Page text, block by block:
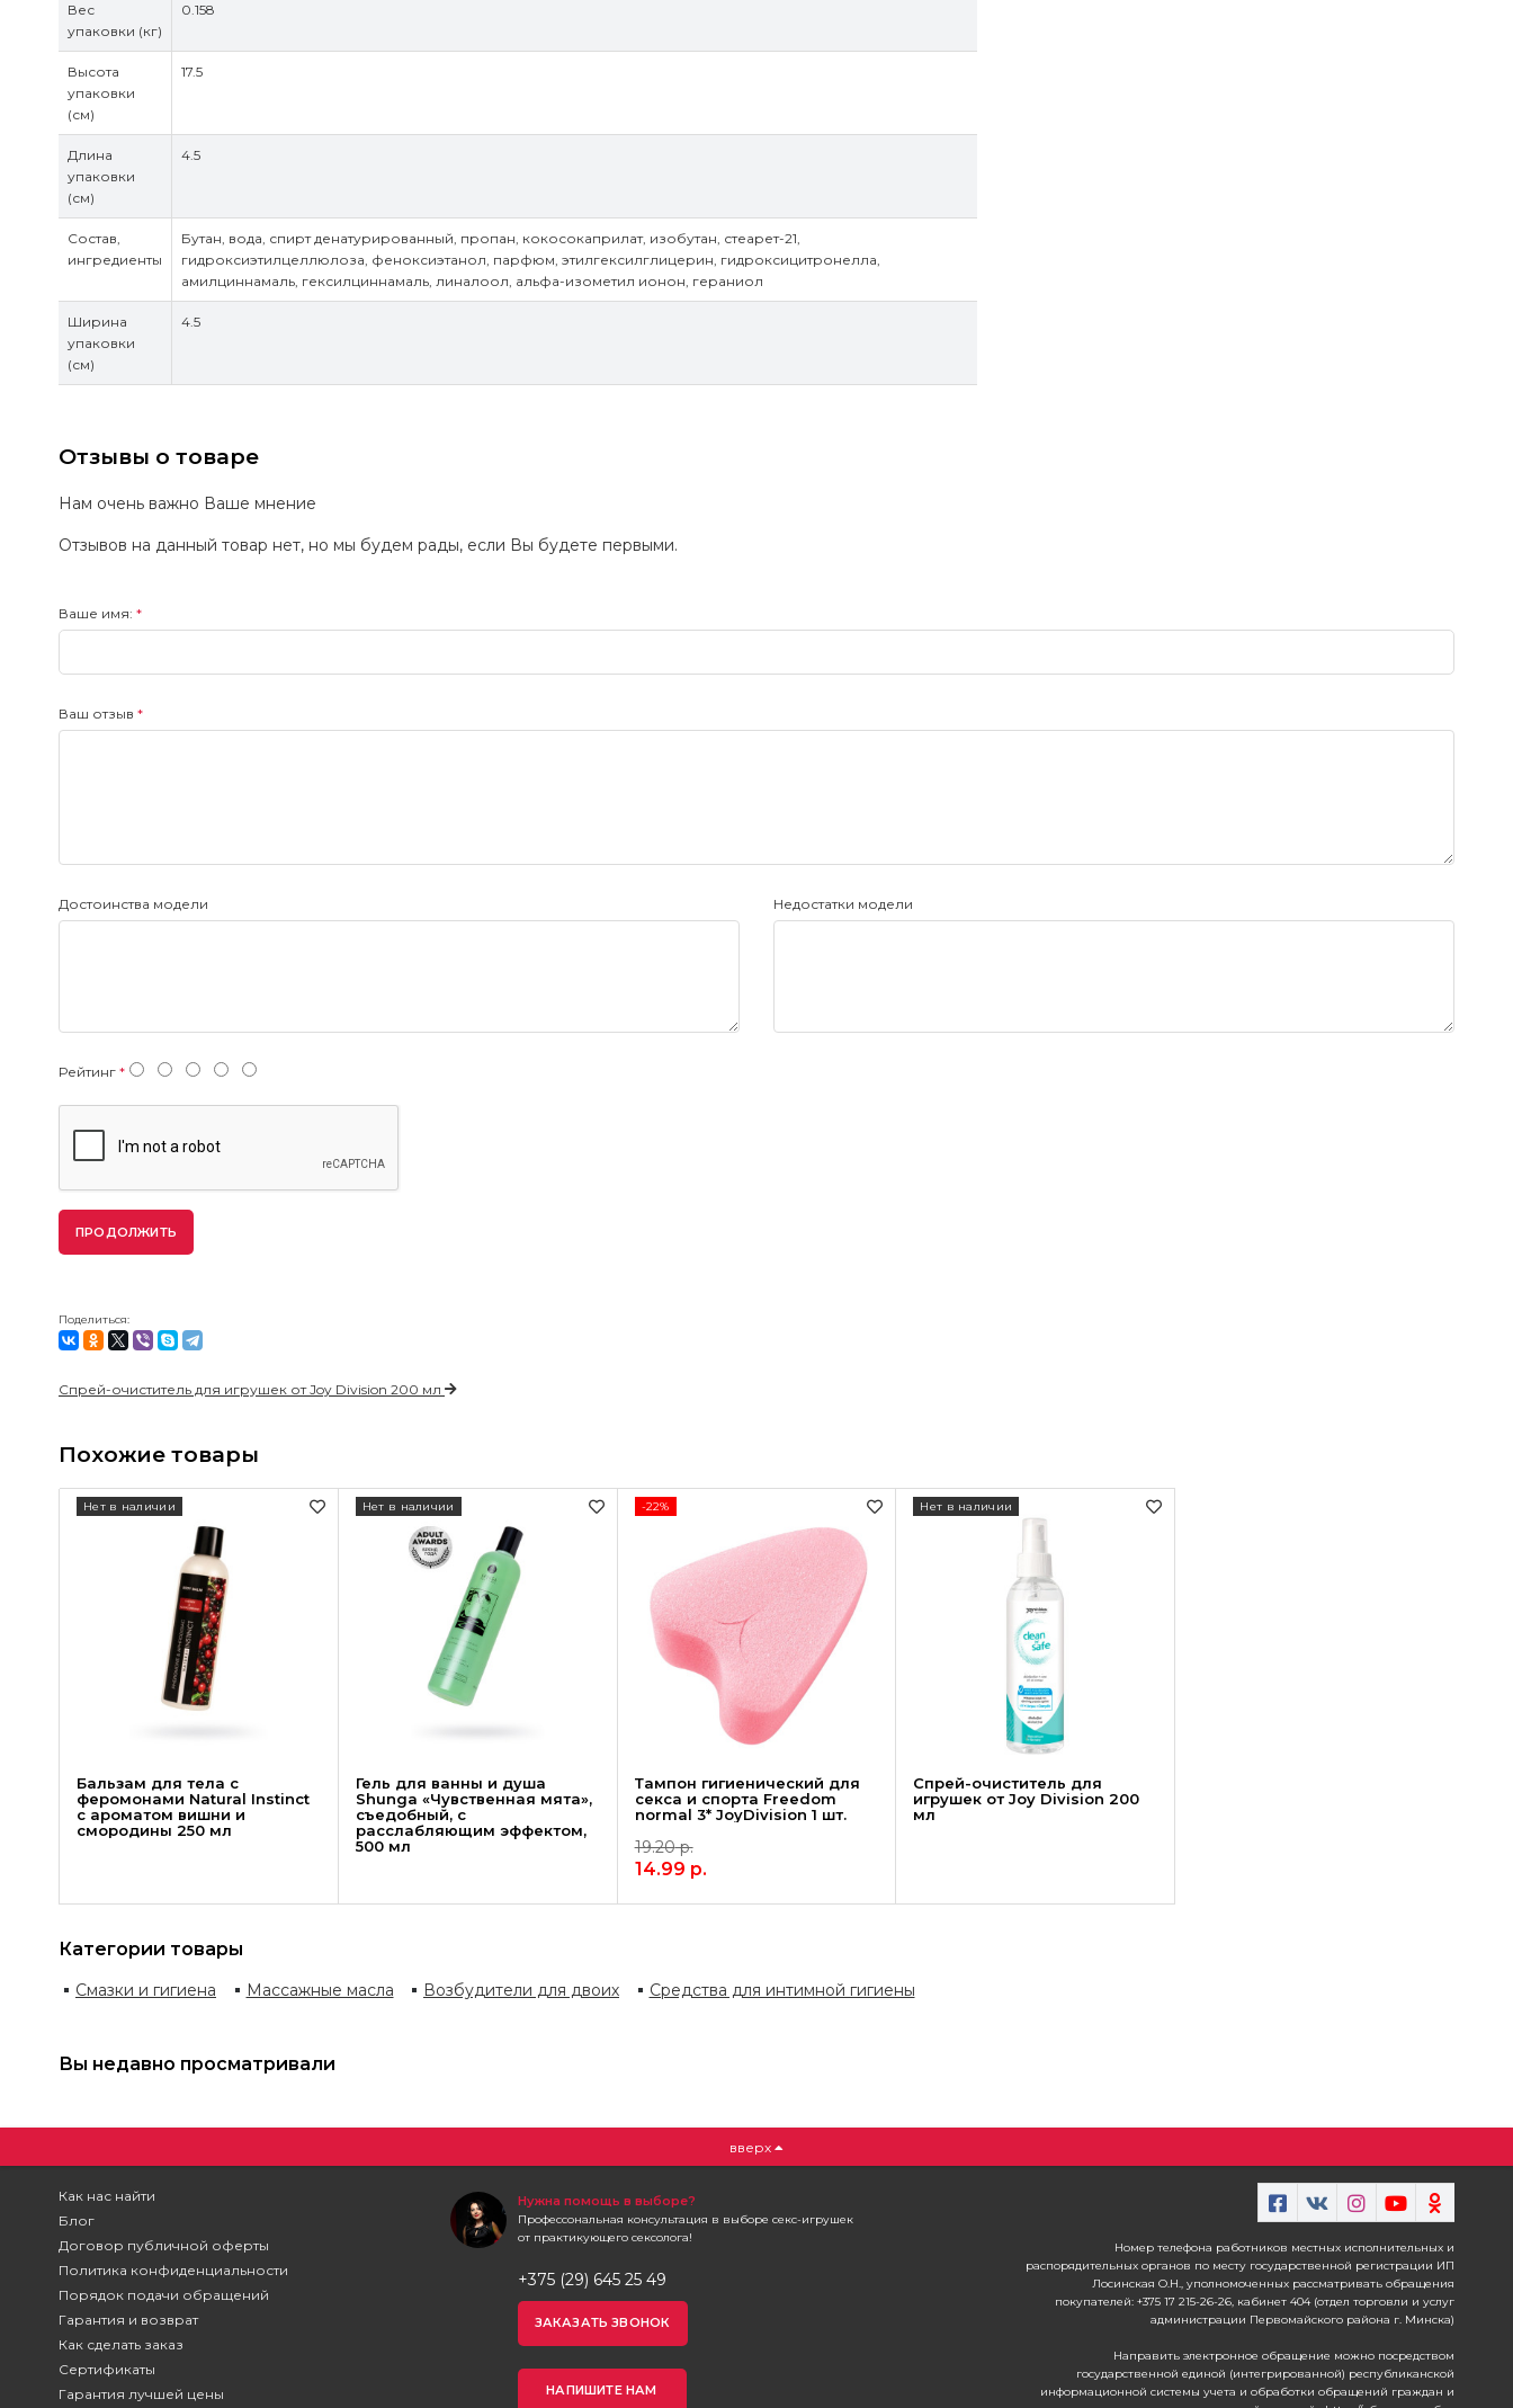
Вес
упаковки (кг)
0.158
Высота
упаковки
(см)
17.5
Длина
упаковки
(см)
4.5
Состав,
ингредиенты
Бутан, вода, спирт денатурированный, пропан, кокосокаприлат, изобутан, стеарет-21,
гидроксиэтилцеллюлоза, феноксиэтанол, парфюм, этилгексилглицерин, гидроксицитронелла,
амилциннамаль, гексилциннамаль, линалоол, альфа-изометил ионон, гераниол
Ширина
упаковки
(см)
4.5
Отзывы о товаре
Нам очень важно Ваше мнение
Отзывов на данный товар нет, но мы будем рады, если Вы будете первыми.
Ваше имя:
Ваш отзыв
Достоинства модели Недостатки модели
Рейтинг
ПРОДОЛЖИТЬ
Поделиться:
Спрей-очиститель для игрушек от Joy Division 200 мл
Похожие товары
Бальзам для тела с
феромонами Natural Instinct
с ароматом вишни и
смородины 250 мл
Нет в наличии
Гель для ванны и душа
Shunga «Чувственная мята»,
съедобный, с
расслабляющим эффектом,
500 мл
Нет в наличии
Тампон гигиенический для
секса и спорта Freedom
normal 3* JoyDivision 1 шт.
-22%
19.20р.
14.99 р.
Спрей-очиститель для
игрушек от Joy Division 200
мл
Нет в наличии
Категории товары
Смазки и гигиена Массажные масла Возбудители для двоих Средства для интимной гигиены
Вы недавно просматривали
вверх
Как нас найти
Блог
Договор публичной оферты
Политика конфиденциальности
Порядок подачи обращений
Гарантия и возврат
Как сделать заказ
Сертификаты
Гарантия лучшей цены
Нужна помощь в выборе?
Профессональная консультация в выборе секс-игрушек
от практикующего сексолога!
+375 (29) 645 25 49
ЗАКАЗАТЬ ЗВОНОК
НАПИШИТЕ НАМ
Номер телефона работников местных исполнительных и
распорядительных органов по месту государственной регистрации ИП
Лосинская О.Н., уполномоченных рассматривать обращения
покупателей: +375 17 215-26-26, кабинет 404 (отдел торговли и услуг
администрации Первомайского района г. Минска)
Направить электронное обращение можно посредством
государственной единой (интегрированной) республиканской
информационной системы учета и обработки обращений граждан и